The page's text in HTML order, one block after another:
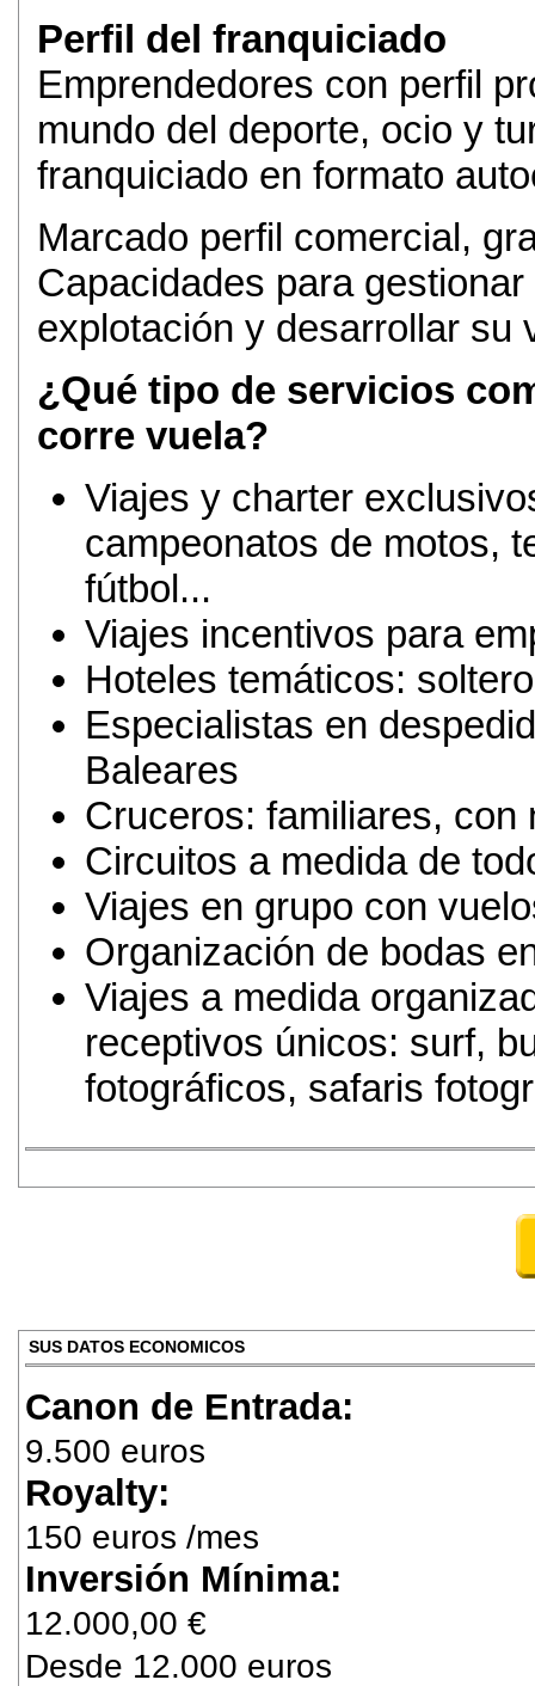
Perfil del franquiciado
Emprendedores con perfil
mundo del deporte, ocio y
franquiciado en formato
Marcado perfil comercial,
Capacidades para
explotación y desarrollar su
¿Qué tipo de servicios
corre vuela?
Viajes y charter
campeonatos de motos,
fútbol...
Viajes incentivos para
Hoteles temáticos:
Especialistas en
Baleares
Cruceros: familiares,
Circuitos a medida de
Viajes en grupo con
Organización de bodas
Viajes a medida
receptivos únicos: surf,
fotográficos, safaris
SUS DATOS ECONOMICOS
Canon de Entrada:
9.500 euros
Royalty:
150 euros /mes
Inversión Mínima:
12.000,00 €
Desde 12.000 euros